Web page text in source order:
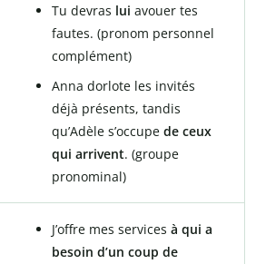
Tu devras lui avouer tes
fautes. (pronom personnel
complément)
Anna dorlote les invités
déjà présents, tandis
qu’Adèle s’occupe de ceux
qui arrivent. (groupe
pronominal)
J’offre mes services à qui a
besoin d’un coup de